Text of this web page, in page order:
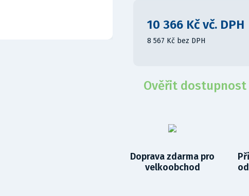
10 366 Kč vč. DPH
8 567 Kč bez DPH
Ověřit dostupnost
Doprava zdarma pro
velkoobchod